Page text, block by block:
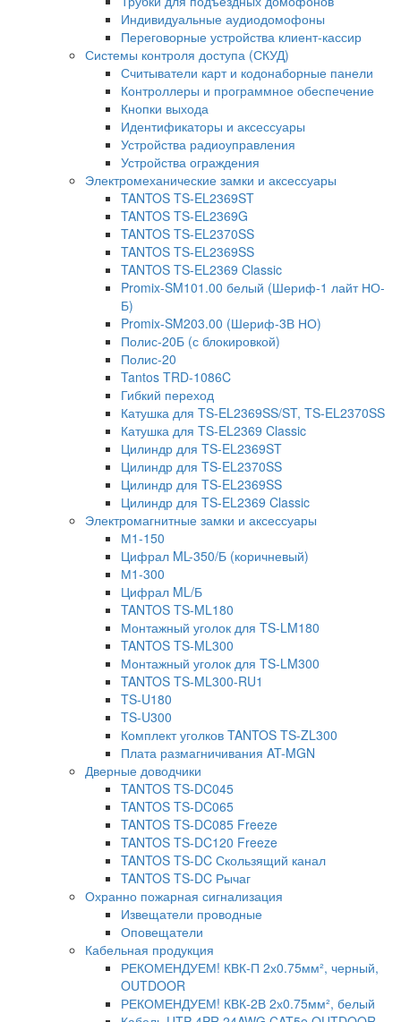
Индивидуальные аудиодомофоны
Переговорные устройства клиент-кассир
Системы контроля доступа (СКУД)
Считыватели карт и кодонаборные панели
Контроллеры и программное обеспечение
Кнопки выхода
Идентификаторы и аксессуары
Устройства радиоуправления
Устройства ограждения
Электромеханические замки и аксессуары
TANTOS TS-EL2369ST
TANTOS TS-EL2369G
TANTOS TS-EL2370SS
TANTOS TS-EL2369SS
TANTOS TS-EL2369 Classic
Promix-SM101.00 белый (Шериф-1 лайт НО-
Б)
Promix-SM203.00 (Шериф-3В НО)
Полис-20Б (с блокировкой)
Полис-20
Tantos TRD-1086C
Гибкий переход
Катушка для TS-EL2369SS/ST, TS-EL2370SS
Катушка для TS-EL2369 Classic
Цилиндр для TS-EL2369ST
Цилиндр для TS-EL2370SS
Цилиндр для TS-EL2369SS
Цилиндр для TS-EL2369 Classic
Электромагнитные замки и аксессуары
М1-150
Цифрал ML-350/Б (коричневый)
М1-300
Цифрал ML/Б
TANTOS TS-ML180
Монтажный уголок для TS-LM180
TANTOS TS-ML300
Монтажный уголок для TS-LM300
TANTOS TS-ML300-RU1
TS-U180
TS-U300
Комплект уголков TANTOS TS-ZL300
Плата размагничивания AT-MGN
Дверные доводчики
TANTOS TS-DC045
TANTOS TS-DC065
TANTOS TS-DC085 Freeze
TANTOS TS-DC120 Freeze
TANTOS TS-DC Скользящий канал
TANTOS TS-DC Рычаг
Охранно пожарная сигнализация
Извещатели проводные
Оповещатели
Кабельная продукция
РЕКОМЕНДУЕМ! КВК-П 2х0.75мм², черный,
OUTDOOR
РЕКОМЕНДУЕМ! КВК-2В 2х0.75мм², белый